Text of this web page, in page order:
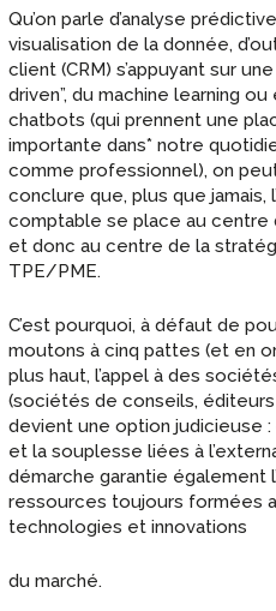
Qu’on parle d’analyse
visualisation de la donnée,
client (CRM) s’appuyant sur
driven”, du machine learning
chatbots (qui prennent une
importante dans* notre
comme professionnel), on
conclure que, plus que jamais,
comptable se place au centre
et donc au centre de la
TPE/PME.
C’est pourquoi, à défaut de
moutons à cinq pattes (et en
plus haut, l’appel à des
(sociétés de conseils,
devient une option judicieuse
et la souplesse liées à
démarche garantie également
ressources toujours formées
technologies et innovations
du marché.